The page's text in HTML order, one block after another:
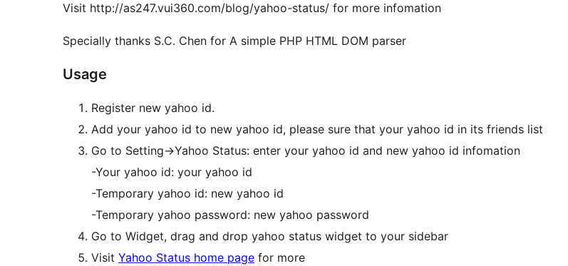
Visit http://as247.vui360.com/blog/yahoo-status/ for more infomation
Specially thanks S.C. Chen for A simple PHP HTML DOM parser
Usage
Register new yahoo id.
Add your yahoo id to new yahoo id, please sure that your yahoo id in its friends list
Go to Setting->Yahoo Status: enter your yahoo id and new yahoo id infomation
-Your yahoo id: your yahoo id
-Temporary yahoo id: new yahoo id
-Temporary yahoo password: new yahoo password
Go to Widget, drag and drop yahoo status widget to your sidebar
Visit Yahoo Status home page for more